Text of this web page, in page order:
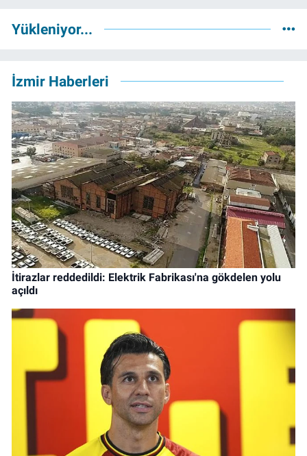
Yükleniyor...
İzmir Haberleri
İtirazlar reddedildi: Elektrik Fabrikası'na gökdelen yolu
açıldı